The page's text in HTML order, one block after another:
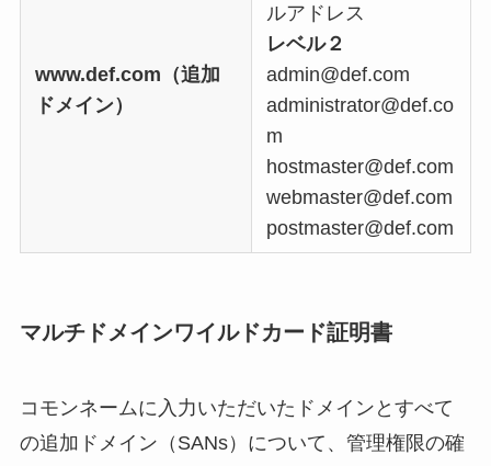
www.def.com（追加
ドメイン）
ルアドレス
レベル２
admin@def.com
administrator@def.co
m
hostmaster@def.com
webmaster@def.com
postmaster@def.com
マルチドメインワイルドカード証明書
コモンネームに入力いただいたドメインとすべて
の追加ドメイン（SANs）について、管理権限の確